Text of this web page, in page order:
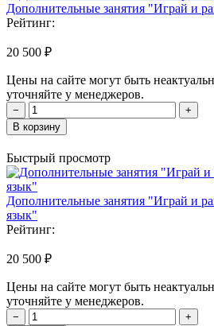
Дополнительные занятия "Играй и
Рейтинг:
20 500 ₽
Цены на сайте могут быть
уточняйте у менеджеров.
−
+
В корзину
Быстрый просмотр
Дополнительные занятия "Играй и
язык"
Рейтинг:
20 500 ₽
Цены на сайте могут быть
уточняйте у менеджеров.
−
+